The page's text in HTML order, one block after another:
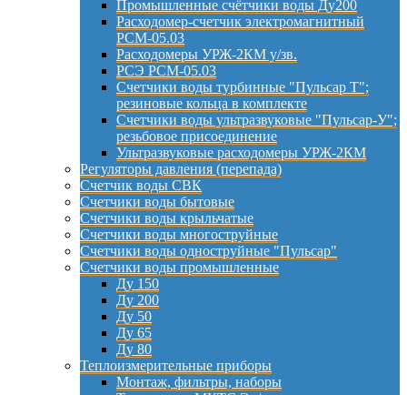
Промышленные счётчики воды Ду200
Расходомер-счетчик электромагнитный
РСМ-05.03
Расходомеры УРЖ-2КМ у/зв.
РСЭ РСМ-05.03
Счетчики воды турбинные "Пульсар Т";
резиновые кольца в комплекте
Счетчики воды ультразвуковые "Пульсар-У";
резьбовое присоединение
Ультразвуковые расходомеры УРЖ-2КМ
Регуляторы давления (перепада)
Счетчик воды СВК
Счетчики воды бытовые
Счетчики воды крыльчатые
Счетчики воды многоструйные
Счетчики воды одноструйные "Пульсар"
Счетчики воды промышленные
Ду 150
Ду 200
Ду 50
Ду 65
Ду 80
Теплоизмерительные приборы
Монтаж, фильтры, наборы